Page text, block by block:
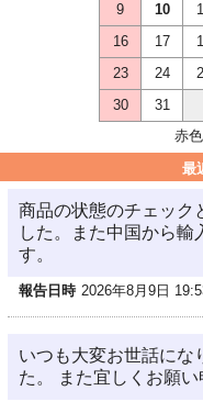
9
10
16
17
23
24
30
31
赤
最
商品の状態のチェック
した。また中国から輸
す。
報告日時 2026年8月9日
いつも大変お世話にな
た。 また宜しくお願い